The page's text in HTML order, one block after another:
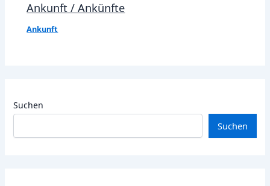
Ankunft / Ankünfte
Ankunft
Suchen
Suchen